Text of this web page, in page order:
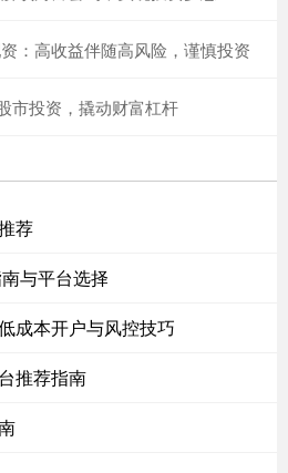
：高收益伴随高风险，谨慎投资
市投资，撬动财富杠杆
荐
与平台选择
成本开户与风控技巧
推荐指南